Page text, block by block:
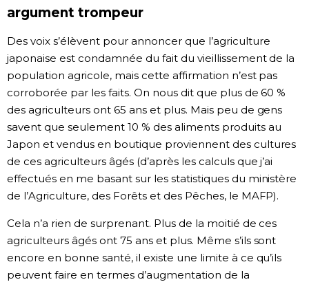
argument trompeur
Des voix s’élèvent pour annoncer que l’agriculture
japonaise est condamnée du fait du vieillissement de la
population agricole, mais cette affirmation n’est pas
corroborée par les faits. On nous dit que plus de 60 %
des agriculteurs ont 65 ans et plus. Mais peu de gens
savent que seulement 10 % des aliments produits au
Japon et vendus en boutique proviennent des cultures
de ces agriculteurs âgés (d’après les calculs que j’ai
effectués en me basant sur les statistiques du ministère
de l’Agriculture, des Forêts et des Pêches, le MAFP).
Cela n’a rien de surprenant. Plus de la moitié de ces
agriculteurs âgés ont 75 ans et plus. Même s’ils sont
encore en bonne santé, il existe une limite à ce qu’ils
peuvent faire en termes d’augmentation de la